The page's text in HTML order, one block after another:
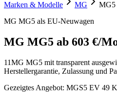
Marken & Modelle
MG
MG5
MG MG5 als EU-Neuwagen
MG MG5 ab 603 €/
11MG MG5 mit transparent
Herstellergarantie, Zulassung und
Gezeigtes Angebot: MGS5 EV 49